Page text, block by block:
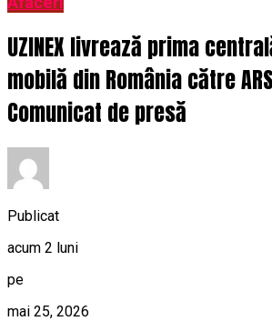
UZINEX livrează prima
mobilă din România către ARS
Comunicat de presă
Publicat
acum 2 luni
pe
mai 25, 2026